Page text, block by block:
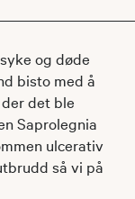
og døde
bisto med å
det ble
Saprolegnia
ulcerativ
så vi på